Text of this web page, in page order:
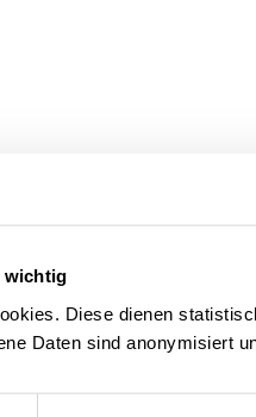
wichtig
Diese dienen
Daten sind anonymisiert